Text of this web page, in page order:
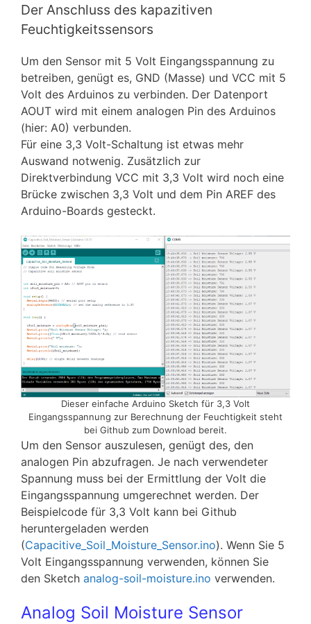
Der Anschluss des kapazitiven
Feuchtigkeitssensors
Um den Sensor mit 5 Volt Eingangsspannung zu
betreiben, genügt es, GND (Masse) und VCC mit 5
Volt des Arduinos zu verbinden. Der Datenport
AOUT wird mit einem analogen Pin des Arduinos
(hier: A0) verbunden.
Für eine 3,3 Volt-Schaltung ist etwas mehr
Auswand notwenig. Zusätzlich zur
Direktverbindung VCC mit 3,3 Volt wird noch eine
Brücke zwischen 3,3 Volt und dem Pin AREF des
Arduino-Boards gesteckt.
Dieser einfache Arduino Sketch für 3,3 Volt
Eingangsspannung zur Berechnung der Feuchtigkeit steht
bei Github zum Download bereit.
Um den Sensor auszulesen, genügt des, den
analogen Pin abzufragen. Je nach verwendeter
Spannung muss bei der Ermittlung der Volt die
Eingangsspannung umgerechnet werden. Der
Beispielcode für 3,3 Volt kann bei Github
heruntergeladen werden
(Capacitive_Soil_Moisture_Sensor.ino). Wenn Sie 5
Volt Eingangsspannung verwenden, können Sie
den Sketch analog-soil-moisture.ino verwenden.
Analog Soil Moisture Sensor